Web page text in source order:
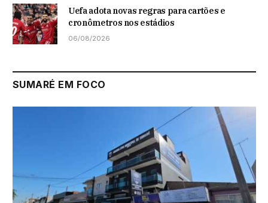
Uefa adota novas regras para cartões e
cronômetros nos estádios
06/08/2026
SUMARÉ EM FOCO